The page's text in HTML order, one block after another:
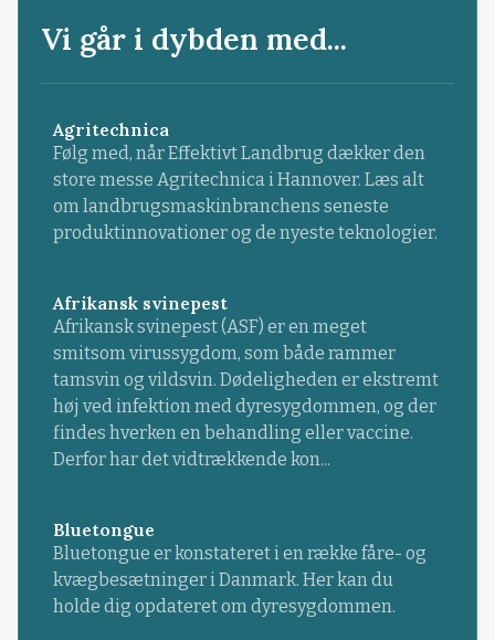
Vi går i dybden med...
Agritechnica
Følg med, når Effektivt Landbrug dækker den
store messe Agritechnica i Hannover. Læs alt
om landbrugsmaskinbranchens seneste
produktinnovationer og de nyeste teknologier.
Afrikansk svinepest
Afrikansk svinepest (ASF) er en meget
smitsom virussygdom, som både rammer
tamsvin og vildsvin. Dødeligheden er ekstremt
høj ved infektion med dyresygdommen, og der
findes hverken en behandling eller vaccine.
Derfor har det vidtrækkende kon...
Bluetongue
Bluetongue er konstateret i en række fåre- og
kvægbesætninger i Danmark. Her kan du
holde dig opdateret om dyresygdommen.